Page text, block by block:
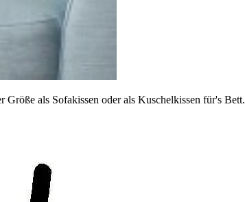
als Sofakissen oder als Kuschelkissen für's Bett.